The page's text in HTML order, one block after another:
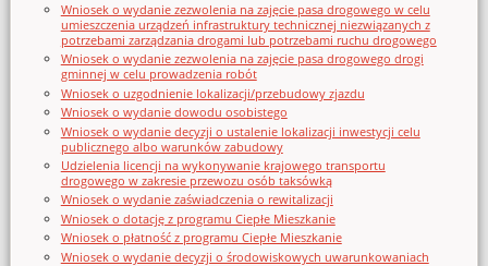
Wniosek o wydanie zezwolenia na zajęcie pasa drogowego w celu
umieszczenia urządzeń infrastruktury technicznej niezwiązanych z
potrzebami zarządzania drogami lub potrzebami ruchu drogowego
Wniosek o wydanie zezwolenia na zajęcie pasa drogowego drogi
gminnej w celu prowadzenia robót
Wniosek o uzgodnienie lokalizacji/przebudowy zjazdu
Wniosek o wydanie dowodu osobistego
Wniosek o wydanie decyzji o ustalenie lokalizacji inwestycji celu
publicznego albo warunków zabudowy
Udzielenia licencji na wykonywanie krajowego transportu
drogowego w zakresie przewozu osób taksówką
Wniosek o wydanie zaświadczenia o rewitalizacji
Wniosek o dotację z programu Ciepłe Mieszkanie
Wniosek o płatność z programu Ciepłe Mieszkanie
Wniosek o wydanie decyzji o środowiskowych uwarunkowaniach